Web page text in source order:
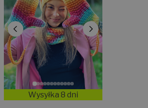
Wysyłka 8 dni